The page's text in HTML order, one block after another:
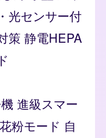
光センサー付
策 静電HEPA
進級スマー
粉モード 自